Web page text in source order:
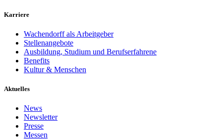
Karriere
Wachendorff als Arbeitgeber
Stellenangebote
Ausbildung, Studium und Berufserfahrene
Benefits
Kultur & Menschen
Aktuelles
News
Newsletter
Presse
Messen